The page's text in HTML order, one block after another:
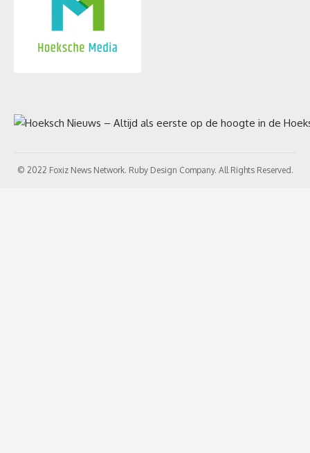
© 2022 Foxiz News Network. Ruby Design Company. All Rights Reserved.